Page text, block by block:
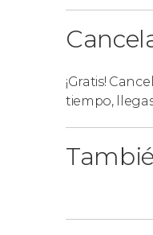
¡Gratis!
tiempo,